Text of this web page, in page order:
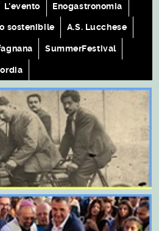
L'evento Enogastronomia
sostenibile A.S. Lucchese
SummerFestival